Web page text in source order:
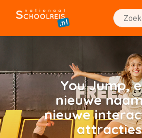
You Jump,
nieuwe
nieuwe
attracties